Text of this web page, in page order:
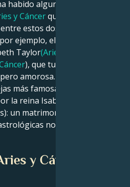
habido algunas muy
y Cáncerque nos mostró lo
estos dos
ejemplo, el dúo de la actriz
Taylor(Aries
), que tuvo una famosa
amorosa. Del mismo
más famosas entre Aries y
la reina Isabel II (Cáncer) y
un matrimonio duradero en
no supusieron
y Cáncer son